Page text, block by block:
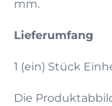
mm.
Lieferumfang
1 (ein) Stück
Die